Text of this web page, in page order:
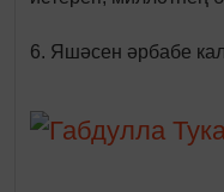
6. Яшәсен әрбабе